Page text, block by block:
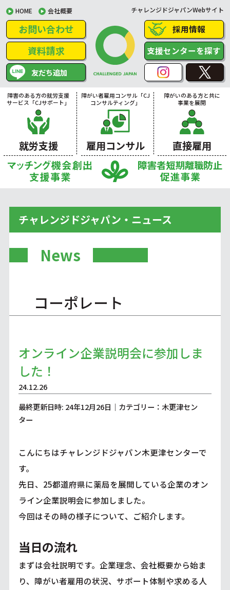
HOME 会社概要 チャレンジドジャパンWebサイト
お問い合わせ
資料請求
友だち追加
採用情報
支援センターを探す
障害のある方の就労支援
サービス「CJサポート」
就労支援
障がい者雇用コンサル「CJ
コンサルティング」
雇用コンサル
障がいのある方と共に
事業を展開
直接雇用
チャレンジドジャパン・ニュース
News
コーポレート
オンライン企業説明会に参加しま
した！
24.12.26
最終更新日時: 24年12月26日｜カテゴリー：木更津セン
ター
こんにちはチャレンジドジャパン木更津センターで
す。
先日、25都道府県に薬局を展開している企業のオン
ライン企業説明会に参加しました。
今回はその時の様子について、ご紹介します。
当日の流れ
まずは会社説明です。企業理念、会社概要から始ま
り、障がい者雇用の状況、サポート体制や求める人